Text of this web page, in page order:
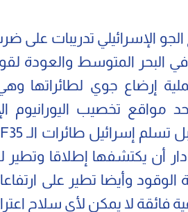
إرضاع جوي لطائراتها
مواقع تخصيب اليورانيوم
أن يكتشفها إطلاقا
الوقود وأيضا تطير على
فائقة لا يمكن لأي سلاح